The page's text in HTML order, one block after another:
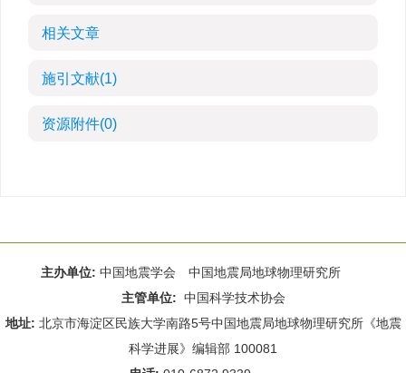
相关文章
施引文献(1)
资源附件(0)
主办单位: 中国地震学会 中国地震局地球物理研究所
主管单位: 中国科学技术协会
地址: 北京市海淀区民族大学南路5号中国地震局地球物理研究所《地震
科学进展》编辑部 100081